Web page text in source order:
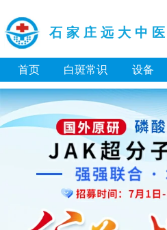
石家庄远大中
首页 白斑常识 设备